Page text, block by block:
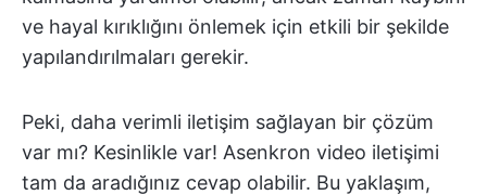
ve hayal kırıklığını önlemek için etkili bir şekilde
yapılandırılmaları gerekir.
Peki, daha verimli iletişim sağlayan bir çözüm
var mı? Kesinlikle var! Asenkron video iletişimi
tam da aradığınız cevap olabilir. Bu yaklaşım,